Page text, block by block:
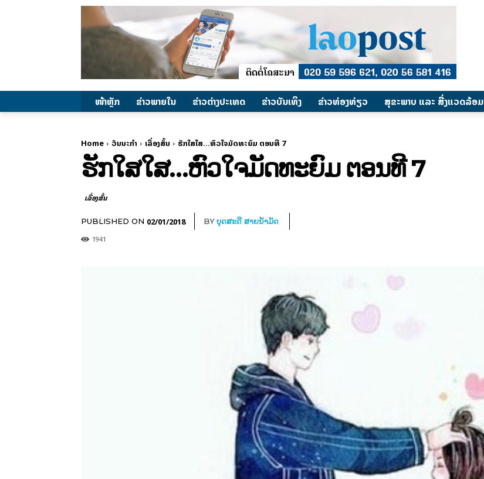
ໜ້າຫຼັກ ຂ່າວພາຍ​ໃນ ຂ່າວຕ່າງປະເທດ ​ຂ່າວບັນເທິງ ​ຂ່າວທ່ອງທ່ຽວ ສຸຂະພາບ ແລະ ສີ່ງແວດລ້ອມ
Home ວັນນະກຳ ເລື່ອງສັ້ນ ຮັກໃສໃສ...ຫົວໃຈມັດທະຍົມ ຕອນທີ 7
ຮັກໃສໃສ…ຫົວໃຈມັດທະຍົມ ຕອນທີ 7
ເລື່ອງສັ້ນ
PUBLISHED ON 02/01/2018 BYບຸດສະດີ ສາຍນ້ຳມັດ
1941